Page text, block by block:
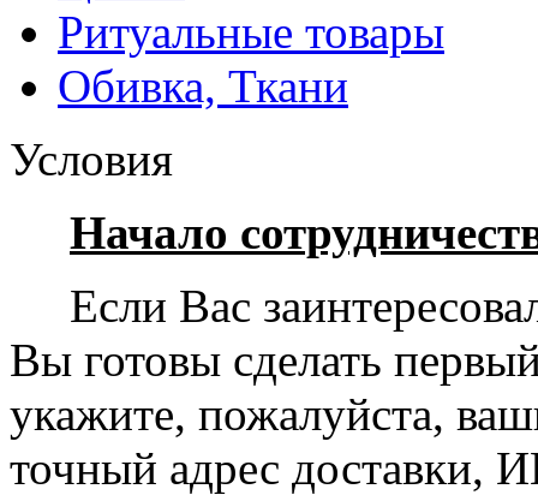
Ритуальные товары
Обивка, Ткани
Условия
Начало
Если Вас
Вы готовы сделать
укажите, пожалуйста,
точный адрес